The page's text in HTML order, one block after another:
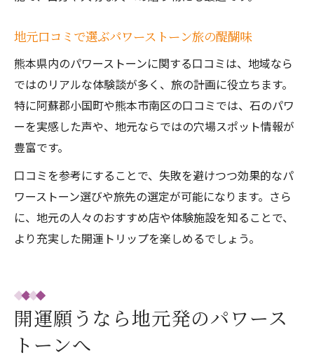
地元口コミで選ぶパワーストーン旅の醍醐味
熊本県内のパワーストーンに関する口コミは、地域なら
ではのリアルな体験談が多く、旅の計画に役立ちます。
特に阿蘇郡小国町や熊本市南区の口コミでは、石のパワ
ーを実感した声や、地元ならではの穴場スポット情報が
豊富です。
口コミを参考にすることで、失敗を避けつつ効果的なパ
ワーストーン選びや旅先の選定が可能になります。さら
に、地元の人々のおすすめ店や体験施設を知ることで、
より充実した開運トリップを楽しめるでしょう。
開運願うなら地元発のパワース
トーンへ